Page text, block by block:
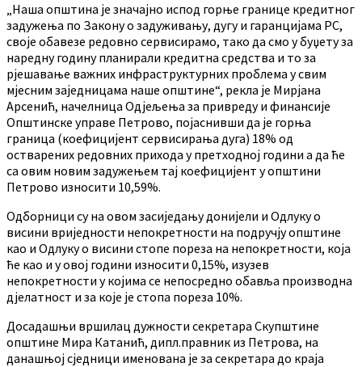
„Наша општина је значајно испод горње границе кредитног
задужења по Закону о задуживању, дугу и гаранцијама РС,
своје обавезе редовно сервисирамо, тако да смо у буџету за
наредну годину планирали кредитна средства и то за
рјешавање важних инфраструктурних проблема у свим
мјесним заједницама наше општине“, рекла је Мирјана
Арсенић, начелница Одјељења за привреду и финансије
Општинске управе Петрово, појаснивши да је горња
граница (коефицијент сервисирања дуга) 18% од
остварених редовних прихода у претходној години а да ће
са овим новим задужењем тај коефицијент у општини
Петрово износити 10,59%.
Одборници су на овом засиједању донијели и Одлуку о
висини вриједности непокретности на подручју општине
као и Одлуку о висини стопе пореза на непокретности, која
ће као и у овој години износити 0,15%, изузев
непокретности у којима се непосредно обавља производна
дјелатност и за које је стопа пореза 10%.
Досадашњи вршилац дужности секретара Скупштине
општине Мира Катанић, дипл.правник из Петрова, на
данашњој сједници именована је за секретара до краја